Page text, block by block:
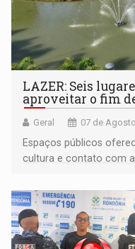
LAZER: Seis
aproveitar o fim
Geral 07 de
Espaços públicos
cultura e contato com